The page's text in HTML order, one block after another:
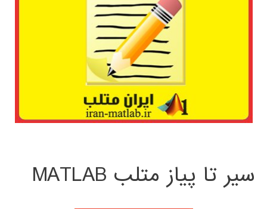
سیر تا پیاز متلب MATLAB